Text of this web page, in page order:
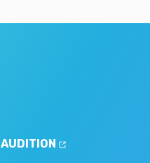
AUDITION